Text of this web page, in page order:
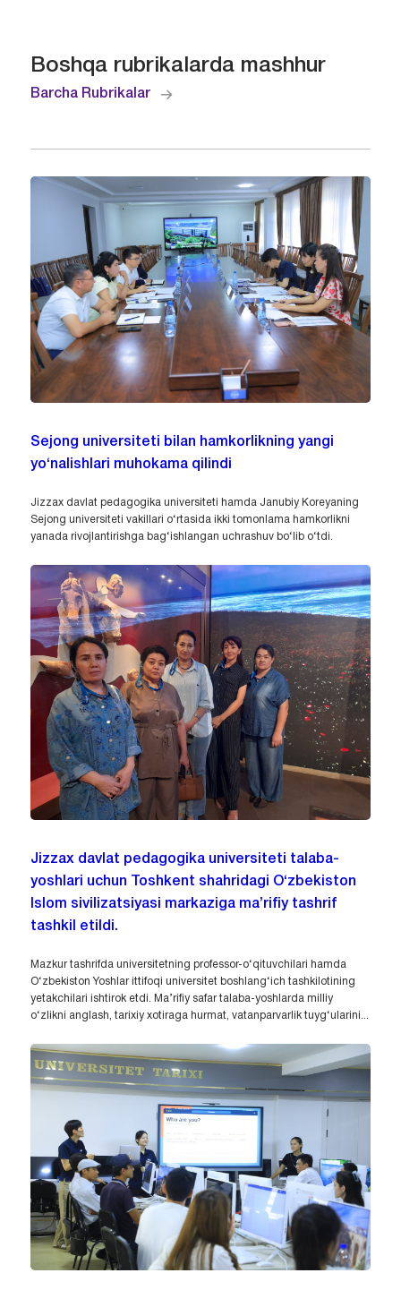
Boshqa rubrikalarda mashhur
Barcha Rubrikalar
Sejong universiteti bilan hamkorlikning yangi
yo‘nalishlari muhokama qilindi
Jizzax davlat pedagogika universiteti hamda Janubiy Koreyaning
Sejong universiteti vakillari o‘rtasida ikki tomonlama hamkorlikni
yanada rivojlantirishga bag‘ishlangan uchrashuv bo‘lib o‘tdi.
Jizzax davlat pedagogika universiteti talaba-
yoshlari uchun Toshkent shahridagi O‘zbekiston
Islom sivilizatsiyasi markaziga ma’rifiy tashrif
tashkil etildi.
Mazkur tashrifda universitetning professor-o‘qituvchilari hamda
O‘zbekiston Yoshlar ittifoqi universitet boshlang‘ich tashkilotining
yetakchilari ishtirok etdi. Ma’rifiy safar talaba-yoshlarda milliy
o‘zlikni anglash, tarixiy xotiraga hurmat, vatanparvarlik tuyg‘ularini...